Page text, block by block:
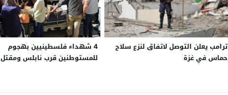
ترامب يعلن التوصل لاتفاق لنزع سلاح
حماس في غزة
4 شهداء فلسطينيين بهجوم
للمستوطنين قرب نابلس ومقتل